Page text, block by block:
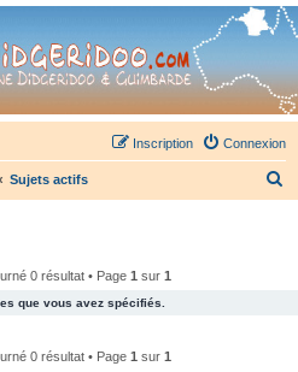
- retrouvez la communauté.
Connexion
Inscription
Sujets actifs
0 résultat • Page 1 sur 1
que vous avez spécifiés.
0 résultat • Page 1 sur 1